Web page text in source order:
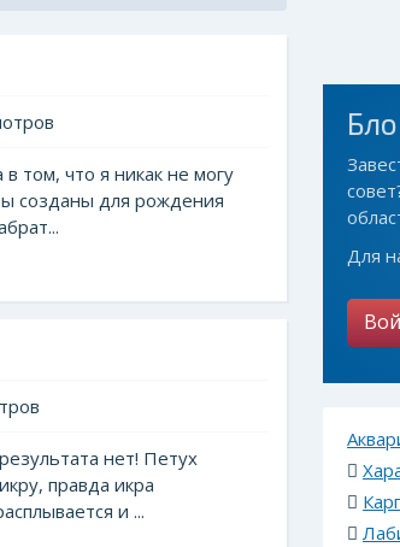
том, что я никак не могу
созданы для рождения
нет! Петух
правда икра
и ...
Для